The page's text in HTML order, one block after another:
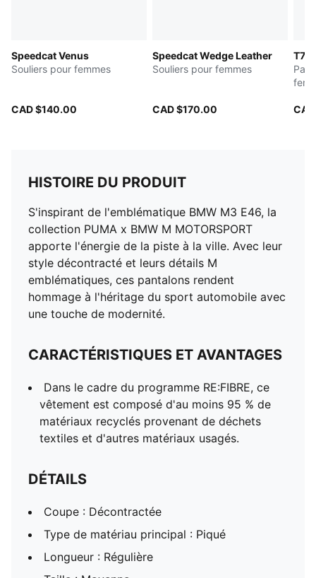
Speedcat Venus
Souliers pour femmes
CAD $140.00
Speedcat Wedge Leather
Souliers pour femmes
CAD $170.00
T7
HISTOIRE DU PRODUIT
S'inspirant de l'emblématique BMW M3 E46, la
collection PUMA x BMW M MOTORSPORT
apporte l'énergie de la piste à la ville. Avec leur
style décontracté et leurs détails M
emblématiques, ces pantalons rendent
hommage à l'héritage du sport automobile avec
une touche de modernité.
CARACTÉRISTIQUES ET AVANTAGES
Dans le cadre du programme RE:FIBRE, ce
vêtement est composé d'au moins 95 % de
matériaux recyclés provenant de déchets
textiles et d'autres matériaux usagés.
DÉTAILS
Coupe : Décontractée
Type de matériau principal : Piqué
Longueur : Régulière